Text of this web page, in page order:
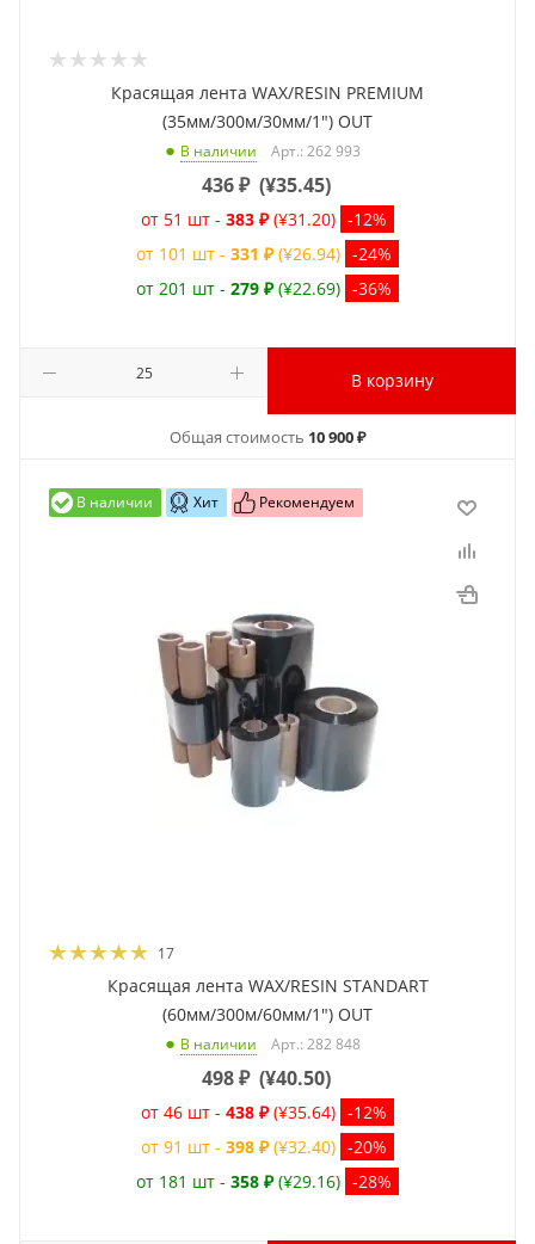
Красящая лента WAX/RESIN PREMIUM
(35мм/300м/30мм/1") OUT
В наличии Арт.: 262 993
436₽ (¥35.45)
от 51 шт - 383 ₽ (¥31.20) -12%
от 101 шт - 331 ₽ (¥26.94) -24%
от 201 шт - 279 ₽ (¥22.69) -36%
В корзину
Общая стоимость 10 900 ₽
В наличии Хит Рекомендуем
17
Красящая лента WAX/RESIN STANDART
(60мм/300м/60мм/1") OUT
В наличии Арт.: 282 848
498₽ (¥40.50)
от 46 шт - 438 ₽ (¥35.64) -12%
от 91 шт - 398 ₽ (¥32.40) -20%
от 181 шт - 358 ₽ (¥29.16) -28%